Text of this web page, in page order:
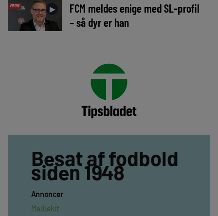
MEDIE ►
FCM meldes enige med SL-profil
– så dyr er han
Besat af fodbold
siden 1948
Annoncer
Mediekit